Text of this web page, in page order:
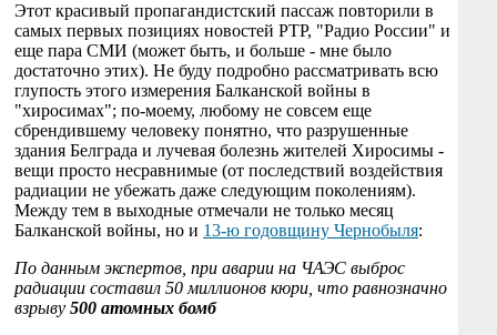
Этот красивый пропагандистский пассаж повторили в
самых первых позициях новостей РТР, "Радио России" и
еще пара СМИ (может быть, и больше - мне было
достаточно этих). Не буду подробно рассматривать всю
глупость этого измерения Балканской войны в
"хиросимах"; по-моему, любому не совсем еще
сбрендившему человеку понятно, что разрушенные
здания Белграда и лучевая болезнь жителей Хиросимы -
вещи просто несравнимые (от последствий воздействия
радиации не убежать даже следующим поколениям).
Между тем в выходные отмечали не только месяц
Балканской войны, но и 13-ю годовщину Чернобыля:
По данным экспертов, при аварии на ЧАЭС выброс
радиации составил 50 миллионов кюри, что равнозначно
взрыву 500 атомных бомб